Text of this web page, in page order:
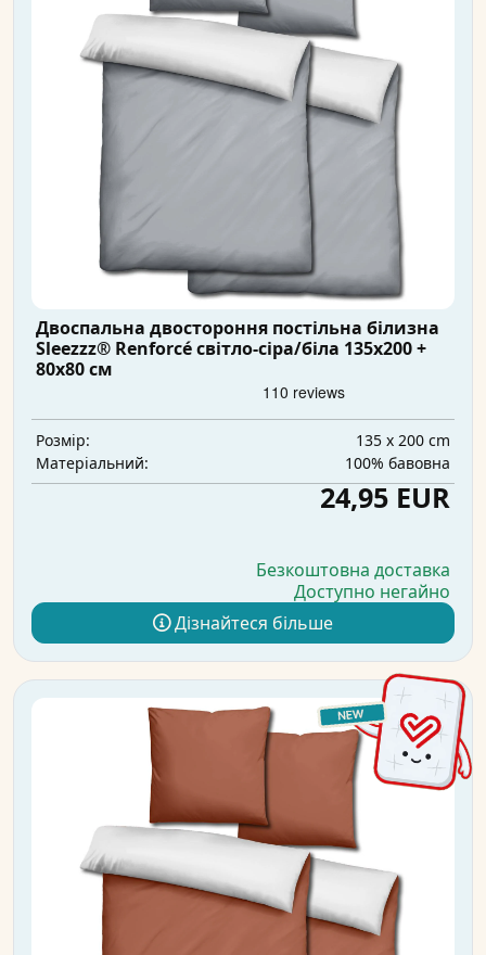
Двоспальна двостороння постільна білизна
Sleezzz® Renforcé світло-сіра/біла 135x200 +
80x80 см
Розмір:
135 x 200 cm
Матеріальний:
100% бавовна
24,95 EUR
Безкоштовна доставка
Доступно негайно
Дізнайтеся більше